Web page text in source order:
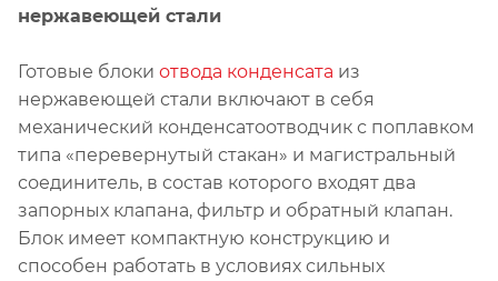
нержавеющей стали
Готовые блоки отвода конденсата из
нержавеющей стали включают в себя
механический конденсатоотводчик с поплавком
типа «перевернутый стакан» и магистральный
соединитель, в состав которого входят два
запорных клапана, фильтр и обратный клапан.
Блок имеет компактную конструкцию и
способен работать в условиях сильных